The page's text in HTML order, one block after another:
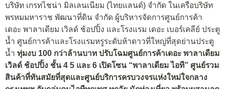
บริษัท เกรทไชน่า มิลเลนเนียม (ไทยแลนด์) จำกัด ในเครือบริษัท
พรหมมหาราช พัฒนาที่ดิน จำกัด ผู้บริหารจัดการศูนย์การค้า
เดอะ พาลาเดียม เวิลด์ ช้อปปิ้ง และโรงแรม เดอะ เบอร์เคลีย์ ประตู
น้ำ ศูนย์การค้าและโรงแรมหรูระดับห้าดาวที่ใหญ่ที่สุดย่านประตู
น้ำ ทุ่มงบ 100 กว่าล้านบาท ปรับโฉมศูนย์การค้าเดอะ พาลาเดียม
เวิลด์ ช้อปปิ้ง ชั้น 4 5 และ 6 เปิดโซน “พาลาเดียม ไอที” ศูนย์รวม
สินค้าที่ทันสมัยที่สุดและศูนย์บริการครบวงจรแห่งใหม่ใจกลาง